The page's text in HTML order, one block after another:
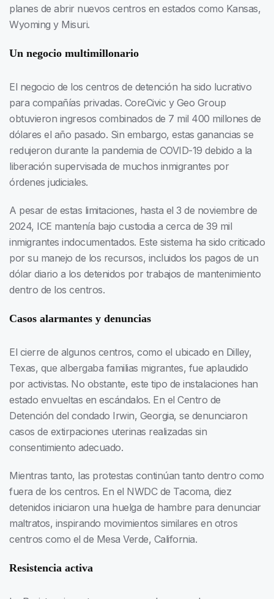
planes de abrir nuevos centros en estados como Kansas,
Wyoming y Misuri.
Un negocio multimillonario
El negocio de los centros de detención ha sido lucrativo
para compañías privadas. CoreCivic y Geo Group
obtuvieron ingresos combinados de 7 mil 400 millones de
dólares el año pasado. Sin embargo, estas ganancias se
redujeron durante la pandemia de COVID-19 debido a la
liberación supervisada de muchos inmigrantes por
órdenes judiciales.
A pesar de estas limitaciones, hasta el 3 de noviembre de
2024, ICE mantenía bajo custodia a cerca de 39 mil
inmigrantes indocumentados. Este sistema ha sido criticado
por su manejo de los recursos, incluidos los pagos de un
dólar diario a los detenidos por trabajos de mantenimiento
dentro de los centros.
Casos alarmantes y denuncias
El cierre de algunos centros, como el ubicado en Dilley,
Texas, que albergaba familias migrantes, fue aplaudido
por activistas. No obstante, este tipo de instalaciones han
estado envueltas en escándalos. En el Centro de
Detención del condado Irwin, Georgia, se denunciaron
casos de extirpaciones uterinas realizadas sin
consentimiento adecuado.
Mientras tanto, las protestas continúan tanto dentro como
fuera de los centros. En el NWDC de Tacoma, diez
detenidos iniciaron una huelga de hambre para denunciar
maltratos, inspirando movimientos similares en otros
centros como el de Mesa Verde, California.
Resistencia activa